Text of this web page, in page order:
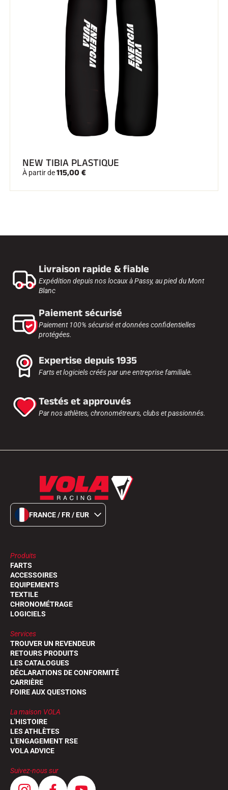
NEW TIBIA PLASTIQUE
À partir de115,00 €
Livraison rapide & fiable
Expédition depuis nos locaux à Passy, au pied du Mont
Blanc
Paiement sécurisé
Paiement 100% sécurisé et données confidentielles
protégées.
Expertise depuis 1935
Farts et logiciels créés par une entreprise familiale.
Testés et approuvés
Par nos athlètes, chronométreurs, clubs et passionnés.
FRANCE / FR / EUR
Produits
FARTS
ACCESSOIRES
EQUIPEMENTS
TEXTILE
CHRONOMÉTRAGE
LOGICIELS
Services
TROUVER UN REVENDEUR
RETOURS PRODUITS
LES CATALOGUES
DÉCLARATIONS DE CONFORMITÉ
CARRIÈRE
FOIRE AUX QUESTIONS
La maison VOLA
L'HISTOIRE
LES ATHLÈTES
L'ENGAGEMENT RSE
VOLA ADVICE
Suivez-nous sur